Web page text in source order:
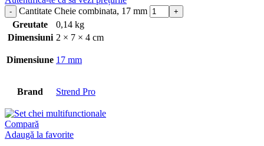
Cantitate Cheie combinata, 17 mm
Greutate
0,14 kg
Dimensiuni 2 × 7 × 4 cm
Dimensiune 17 mm
Brand Strend Pro
Compară
Adaugă la favorite